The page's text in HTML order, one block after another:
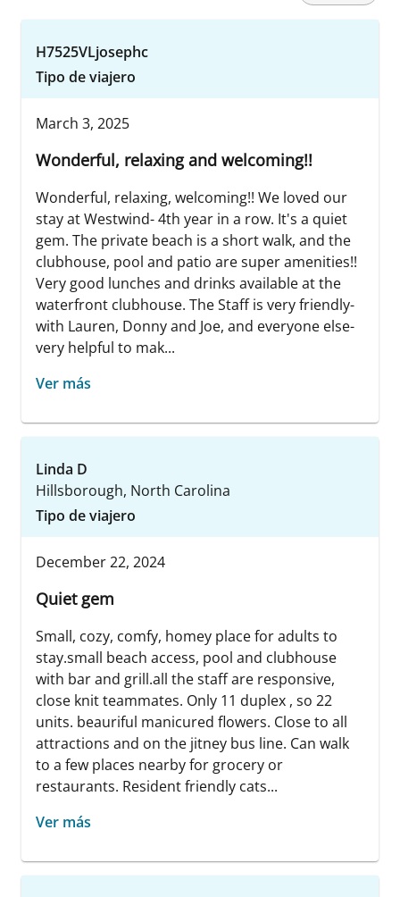
H7525VLjosephc
Tipo de viajero
March 3, 2025
Wonderful, relaxing and welcoming!!
Wonderful, relaxing, welcoming!! We loved our
stay at Westwind- 4th year in a row. It's a quiet
gem. The private beach is a short walk, and the
clubhouse, pool and patio are super amenities!!
Very good lunches and drinks available at the
waterfront clubhouse. The Staff is very friendly-
with Lauren, Donny and Joe, and everyone else-
very helpful to mak...
Ver más
Linda D
Hillsborough, North Carolina
Tipo de viajero
December 22, 2024
Quiet gem
Small, cozy, comfy, homey place for adults to
stay.small beach access, pool and clubhouse
with bar and grill.all the staff are responsive,
close knit teammates. Only 11 duplex , so 22
units. beauriful manicured flowers. Close to all
attractions and on the jitney bus line. Can walk
to a few places nearby for grocery or
restaurants. Resident friendly cats...
Ver más